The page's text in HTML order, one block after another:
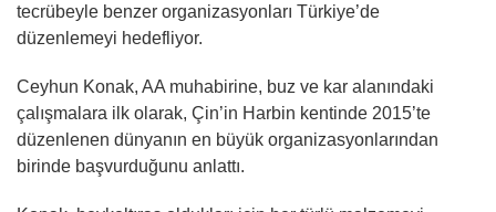
tecrübeyle benzer organizasyonları Türkiye’de
düzenlemeyi hedefliyor.
Ceyhun Konak, AA muhabirine, buz ve kar alanındaki
çalışmalara ilk olarak, Çin’in Harbin kentinde 2015’te
düzenlenen dünyanın en büyük organizasyonlarından
birinde başvurduğunu anlattı.